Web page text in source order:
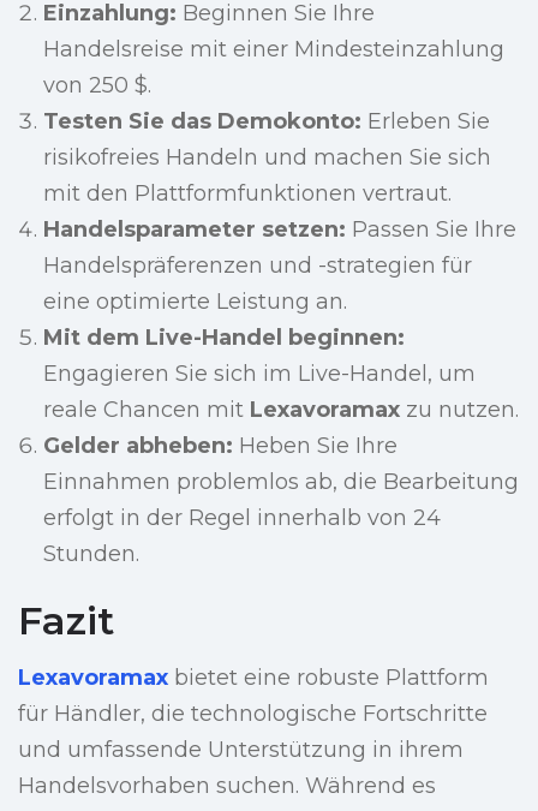
Einzahlung: Beginnen Sie Ihre
Handelsreise mit einer Mindesteinzahlung
von 250 $.
Testen Sie das Demokonto: Erleben Sie
risikofreies Handeln und machen Sie sich
mit den Plattformfunktionen vertraut.
Handelsparameter setzen: Passen Sie Ihre
Handelspräferenzen und -strategien für
eine optimierte Leistung an.
Mit dem Live-Handel beginnen:
Engagieren Sie sich im Live-Handel, um
reale Chancen mit Lexavoramaxzu nutzen.
Gelder abheben: Heben Sie Ihre
Einnahmen problemlos ab, die Bearbeitung
erfolgt in der Regel innerhalb von 24
Stunden.
Fazit
Lexavoramax bietet eine robuste Plattform
für Händler, die technologische Fortschritte
und umfassende Unterstützung in ihrem
Handelsvorhaben suchen. Während es